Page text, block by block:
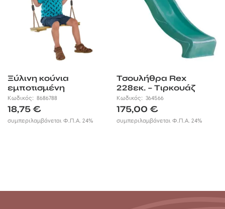
Ξύλινη κούνια
εμποτισμένη
Κωδικός: 8686788
18,75€
συμπεριλαμβάνεται Φ.Π.Α. 24%
Τσουλήθρα Rex
228εκ. – Τιρκουάζ
Πράσινη
Κωδικός:364566
175,00€
συμπεριλαμβάνεται Φ.Π.Α. 24%